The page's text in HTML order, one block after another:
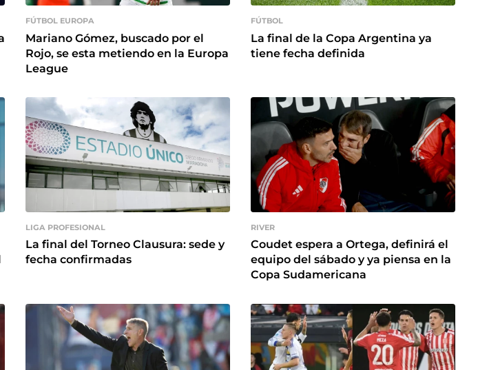
FÚTBOL EUROPA
Mariano Gómez, buscado por el
Rojo, se esta metiendo en la Europa
League
FÚTBOL
La final de la Copa Argentina ya
tiene fecha definida
LIGA PROFESIONAL
La final del Torneo Clausura: sede y
fecha confirmadas
RIVER
Coudet espera a Ortega, definirá el
equipo del sábado y ya piensa en la
Copa Sudamericana